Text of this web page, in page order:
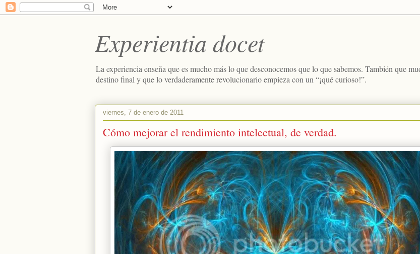
Experientia docet
La experiencia enseña que es mucho más lo que desconocemos que lo que sabemos. También que
destino final y que lo verdaderamente revolucionario empieza con un “¡qué curioso!”.
viernes, 7 de enero de 2011
Cómo mejorar el rendimiento intelectual, de verdad.